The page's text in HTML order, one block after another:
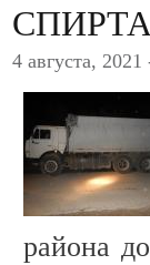
4 августа,
района